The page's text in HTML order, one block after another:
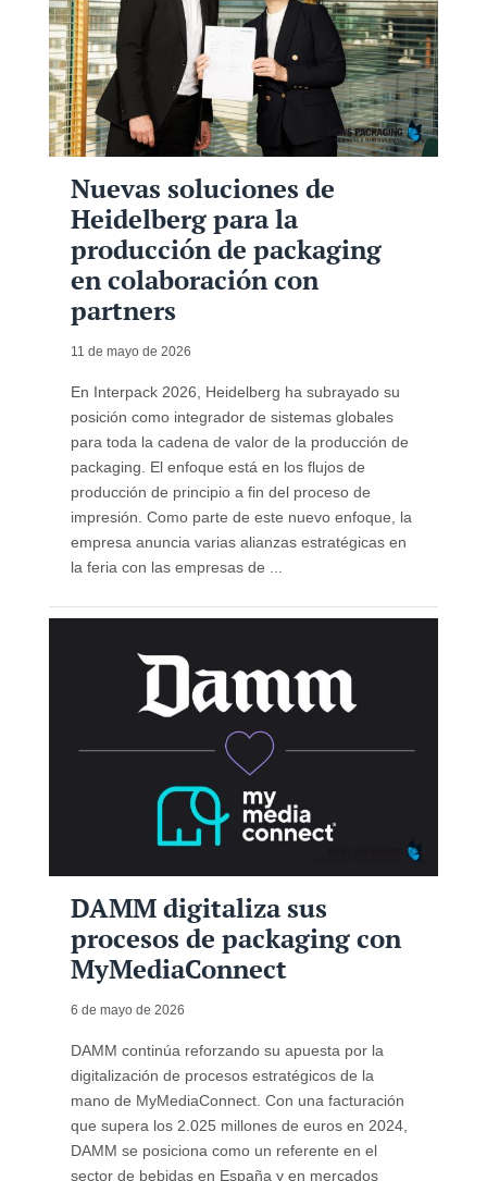
Nuevas soluciones de
Heidelberg para la
producción de packaging
en colaboración con
partners
11 de mayo de 2026
En Interpack 2026, Heidelberg ha subrayado su
posición como integrador de sistemas globales
para toda la cadena de valor de la producción de
packaging. El enfoque está en los flujos de
producción de principio a fin del proceso de
impresión. Como parte de este nuevo enfoque, la
empresa anuncia varias alianzas estratégicas en
la feria con las empresas de ...
DAMM digitaliza sus
procesos de packaging con
MyMediaConnect
6 de mayo de 2026
DAMM continúa reforzando su apuesta por la
digitalización de procesos estratégicos de la
mano de MyMediaConnect. Con una facturación
que supera los 2.025 millones de euros en 2024,
DAMM se posiciona como un referente en el
sector de bebidas en España y en mercados